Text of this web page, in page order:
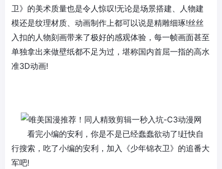
卫》的美术质量也是令人惊叹!无论是场景搭建、人物建
模还是纹理材质、动画制作上都可以说是精雕细琢!丝丝
入扣的人物刻画带来了极好的感观体验，每一帧画面甚至
单独拿出来做壁纸都不足为过，堪称国内首屈一指的高水
准3D动画!
看完小编的安利，你是不是已经蠢蠢欲动了!赶快自
行搜索，吃了小编的安利，加入《少年锦衣卫》的追番大
军吧!